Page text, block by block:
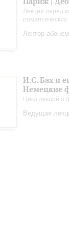
Лекции перед
Лектор
И.С. Бах и
Немецкие
Цикл лекций о
Ведущая